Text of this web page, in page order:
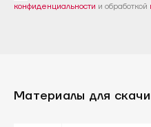
конфиденциальности и обработкой
Материалы для